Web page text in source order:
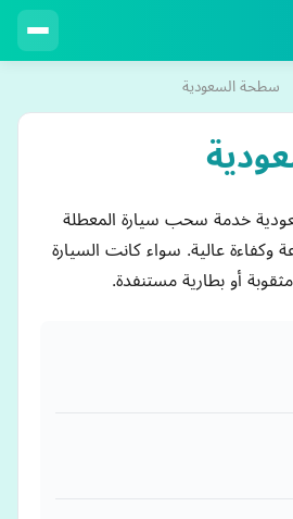
سطحة السعودية
خدمة سحب سيارة المعطلة
وكفاءة عالية. سواء كانت السيارة
أو بطارية مستنفدة.